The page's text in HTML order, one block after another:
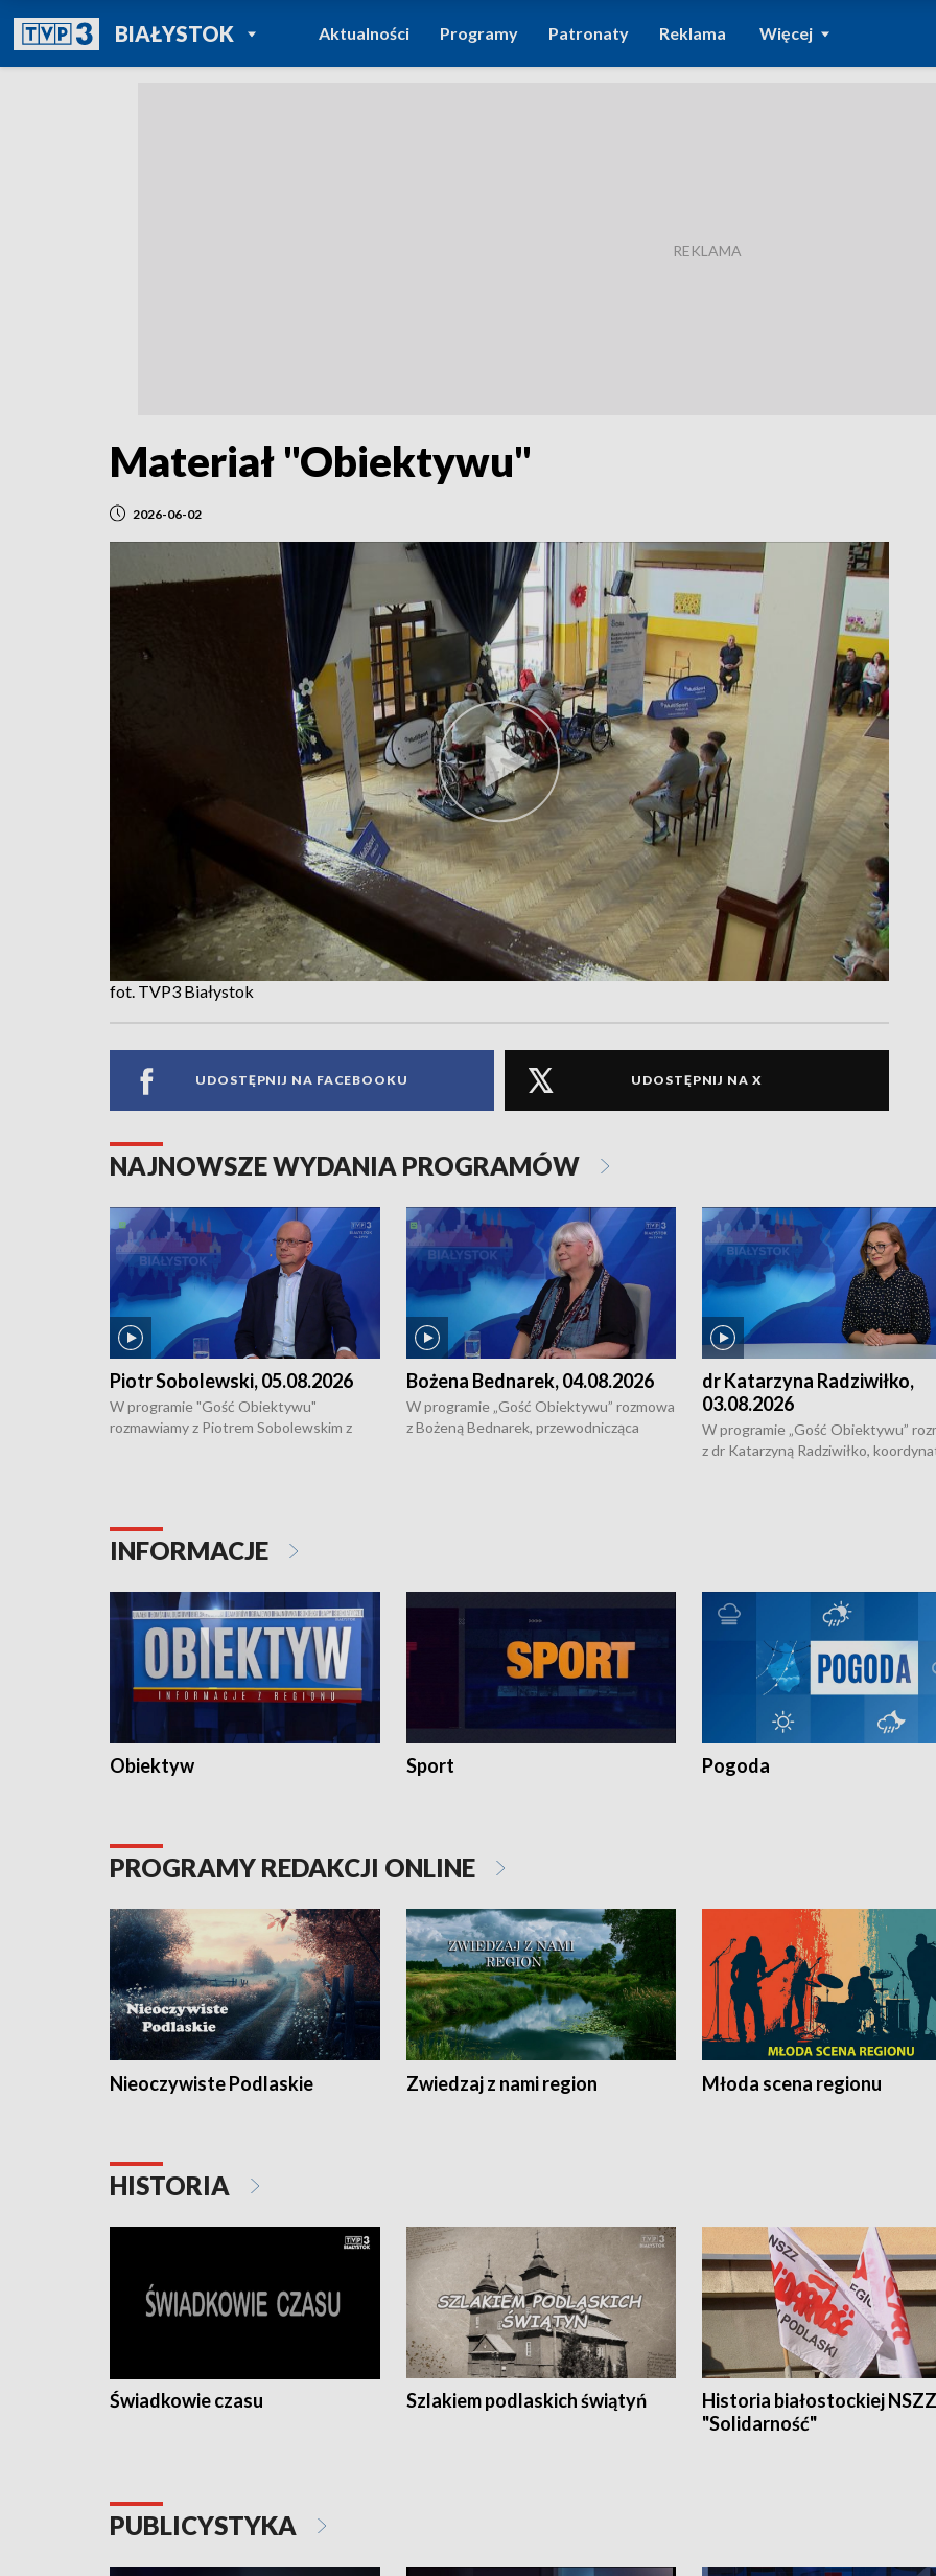
BIAŁYSTOKPOWRÓT DO
TVP REGIONY
Aktualności Programy Patronaty Reklama Więcej
Materiał "Obiektywu"
2026-06-02
fot. TVP3 Białystok
UDOSTĘPNIJ NA FACEBOOKU UDOSTĘPNIJ NA X
NAJNOWSZE WYDANIA PROGRAMÓW
Piotr Sobolewski, 05.08.2026
W programie "Gość Obiektywu"
rozmawiamy z Piotrem Sobolewskim z
Bożena Bednarek, 04.08.2026
W programie „Gość Obiektywu” rozmowa
z Bożeną Bednarek, przewodnicząca
dr Katarzyna Radziwiłko,
03.08.2026
W programie „Gość Obiektywu”
z dr Katarzyną Radziwiłko,
INFORMACJE
Obiektyw Sport Pogoda
PROGRAMY REDAKCJI ONLINE
Nieoczywiste Podlaskie Zwiedzaj z nami region Młoda scena regionu
HISTORIA
Świadkowie czasu Szlakiem podlaskich świątyń
Historia białostockiej NSZZ
"Solidarność"
PUBLICYSTYKA